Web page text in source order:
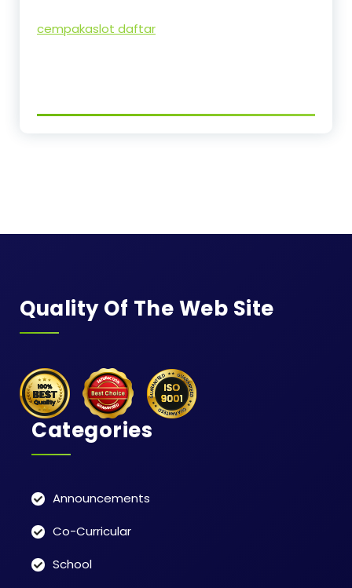
cempakaslot daftar
Quality Of The Web Site
Categories
Announcements
Co-Curricular
School